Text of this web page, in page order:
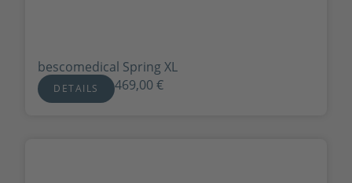
bescomedical Spring XL
DETAILS 469,00€